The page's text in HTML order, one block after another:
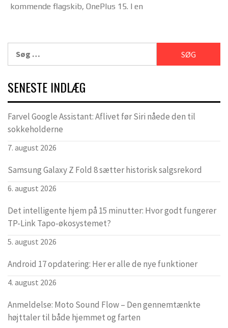
kommende flagskib, OnePlus 15. I en
efter:
SENESTE INDLÆG
Farvel Google Assistant: Aflivet før Siri nåede den til
sokkeholderne
7. august 2026
Samsung Galaxy Z Fold 8 sætter historisk salgsrekord
6. august 2026
Det intelligente hjem på 15 minutter: Hvor godt fungerer
TP-Link Tapo-økosystemet?
5. august 2026
Android 17 opdatering: Her er alle de nye funktioner
4. august 2026
Anmeldelse: Moto Sound Flow – Den gennemtænkte
højttaler til både hjemmet og farten